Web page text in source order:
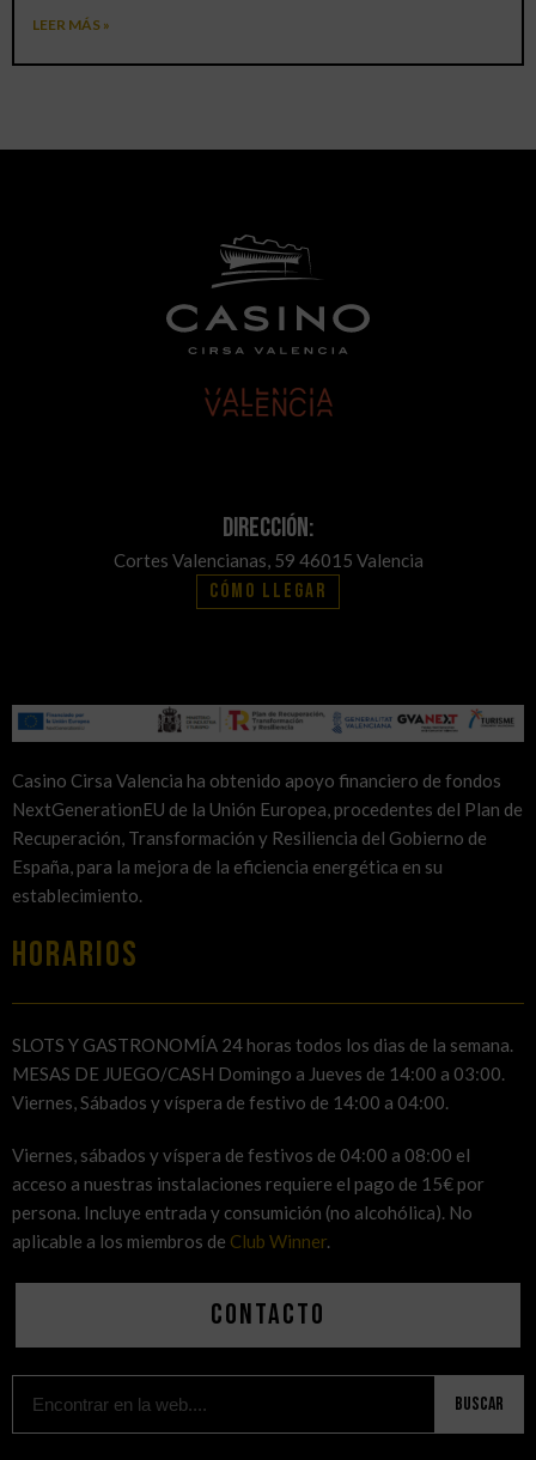
LEER MÁS »
Dirección:
Cortes Valencianas, 59 46015 Valencia
Cómo llegar
Casino Cirsa Valencia ha obtenido apoyo financiero de fondos
NextGenerationEU de la Unión Europea, procedentes del Plan de
Recuperación, Transformación y Resiliencia del Gobierno de
España, para la mejora de la eficiencia energética en su
establecimiento.
HORARIOS
SLOTS Y GASTRONOMÍA 24 horas todos los dias de la semana.
MESAS DE JUEGO/CASH Domingo a Jueves de 14:00 a 03:00.
Viernes, Sábados y víspera de festivo de 14:00 a 04:00.
Viernes, sábados y víspera de festivos de 04:00 a 08:00 el
acceso a nuestras instalaciones requiere el pago de 15€ por
persona. Incluye entrada y consumición (no alcohólica). No
aplicable a los miembros de Club Winner.
Contacto
Buscar